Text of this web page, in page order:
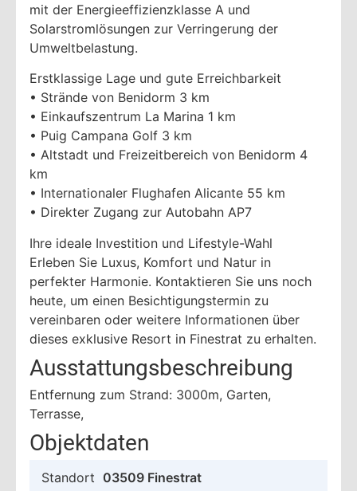
mit der Energieeffizienzklasse A und
Solarstromlösungen zur Verringerung der
Umweltbelastung.
Erstklassige Lage und gute Erreichbarkeit
• Strände von Benidorm 3 km
• Einkaufszentrum La Marina 1 km
• Puig Campana Golf 3 km
• Altstadt und Freizeitbereich von Benidorm 4
km
• Internationaler Flughafen Alicante 55 km
• Direkter Zugang zur Autobahn AP7
Ihre ideale Investition und Lifestyle-Wahl
Erleben Sie Luxus, Komfort und Natur in
perfekter Harmonie. Kontaktieren Sie uns noch
heute, um einen Besichtigungstermin zu
vereinbaren oder weitere Informationen über
dieses exklusive Resort in Finestrat zu erhalten.
Ausstattungsbeschreibung
Entfernung zum Strand: 3000m, Garten,
Terrasse,
Objektdaten
Standort 03509 Finestrat